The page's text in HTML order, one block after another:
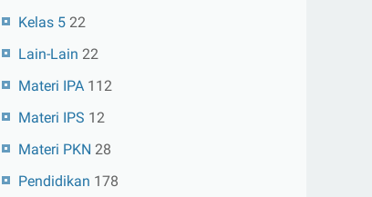
Kelas 5 22
Lain-Lain 22
Materi IPA 112
Materi IPS 12
Materi PKN 28
Pendidikan 178